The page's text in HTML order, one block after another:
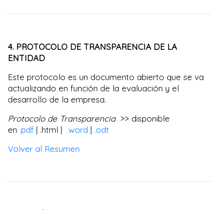
4. PROTOCOLO DE TRANSPARENCIA DE LA
ENTIDAD
Este protocolo es un documento abierto que se va
actualizando en función de la evaluación y el
desarrollo de la empresa.
Protocolo de Transparencia>> disponible
en .pdf | .html | .word | .odt
Volver al Resumen